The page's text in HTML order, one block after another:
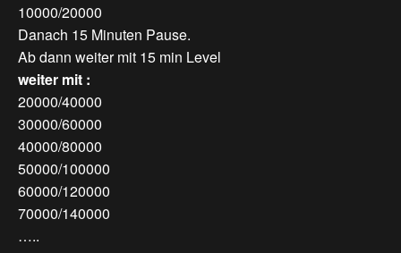
10000/20000
Danach 15 Minuten Pause.
Ab dann weiter mit 15 min Level
weiter mit :
20000/40000
30000/60000
40000/80000
50000/100000
60000/120000
70000/140000
…..